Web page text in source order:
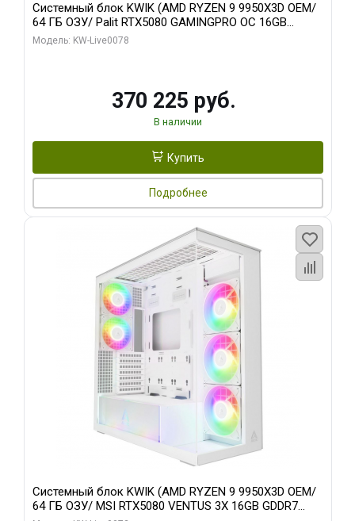
Системный блок KWIK (AMD RYZEN 9 9950X3D OEM/
64 ГБ ОЗУ/ Palit RTX5080 GAMINGPRO OC 16GB
GDDR7 256bit 3xDP HD/ 1 ТБ SSD)
Модель: KW-Live0078
370 225 руб.
В наличии
Купить
Подробнее
Системный блок KWIK (AMD RYZEN 9 9950X3D OEM/
64 ГБ ОЗУ/ MSI RTX5080 VENTUS 3X 16GB GDDR7